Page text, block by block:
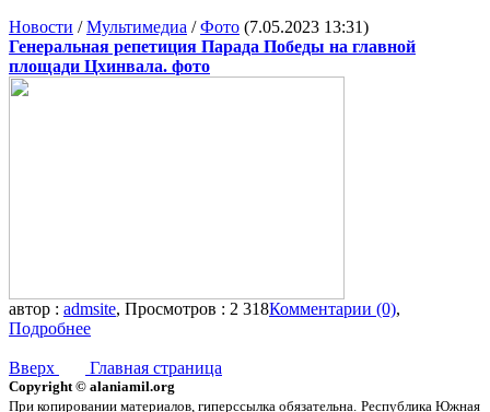
Новости /Мультимедиа /Фото (7.05.2023 13:31)
Генеральная репетиция Парада Победы на главной
площади Цхинвала. фото
автор : admsite, Просмотров : 2 318Комментарии (0),
Подробнее
Вверх Главная страница
Copyright © alaniamil.org
При копировании материалов, гиперссылка обязательна. Республика Южная